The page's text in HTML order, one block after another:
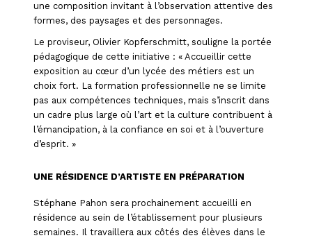
une composition invitant à l’observation attentive des
formes, des paysages et des personnages.
Le proviseur, Olivier Kopferschmitt, souligne la portée
pédagogique de cette initiative : « Accueillir cette
exposition au cœur d’un lycée des métiers est un
choix fort. La formation professionnelle ne se limite
pas aux compétences techniques, mais s’inscrit dans
un cadre plus large où l’art et la culture contribuent à
l’émancipation, à la confiance en soi et à l’ouverture
d’esprit. »
UNE RÉSIDENCE D’ARTISTE EN PRÉPARATION
Stéphane Pahon sera prochainement accueilli en
résidence au sein de l’établissement pour plusieurs
semaines. Il travaillera aux côtés des élèves dans le